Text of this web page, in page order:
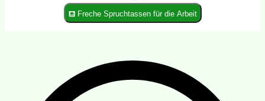
⛾ Freche Spruchtassen für die Arbeit